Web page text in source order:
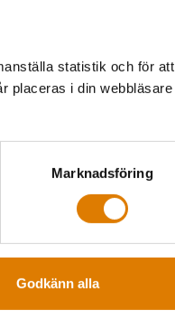
statistik och för att
placeras i din webbläsare
Marknadsföring
Godkänn alla